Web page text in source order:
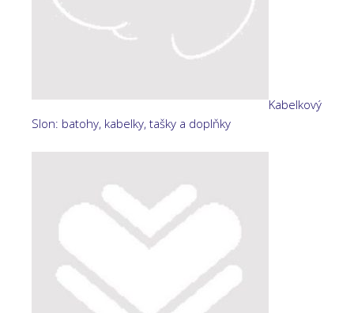
Kabelkový
Slon: batohy, kabelky, tašky a doplňky